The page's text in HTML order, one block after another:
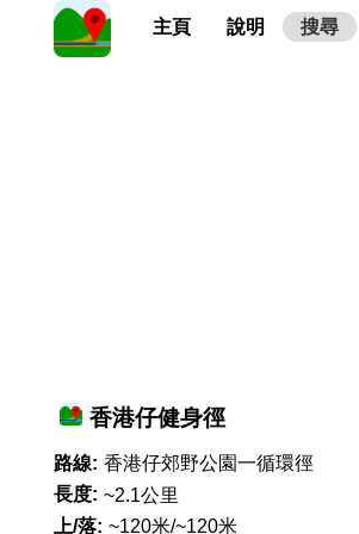
主頁 說明 搜尋
香港仔健身徑
路線: 香港仔郊野公園一循環徑
長度: ~2.1公里
上/落: ~120米/~120米